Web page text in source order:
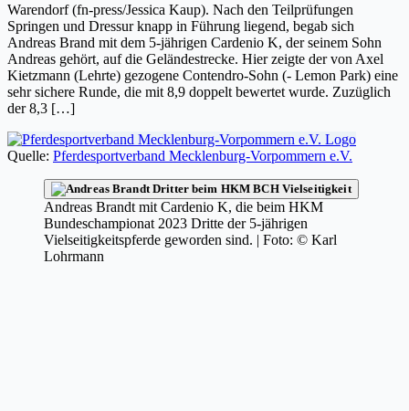
Warendorf (fn-press/Jessica Kaup). Nach den Teilprüfungen
Springen und Dressur knapp in Führung liegend, begab sich
Andreas Brand mit dem 5-jährigen Cardenio K, der seinem Sohn
Andreas gehört, auf die Geländestrecke. Hier zeigte der von Axel
Kietzmann (Lehrte) gezogene Contendro-Sohn (- Lemon Park) eine
sehr sichere Runde, die mit 8,9 doppelt bewertet wurde. Zuzüglich
der 8,3 […]
Quelle: Pferdesportverband Mecklenburg-Vorpommern e.V.
Andreas Brandt mit Cardenio K, die beim HKM
Bundeschampionat 2023 Dritte der 5-jährigen
Vielseitigkeitspferde geworden sind. | Foto: © Karl
Lohrmann